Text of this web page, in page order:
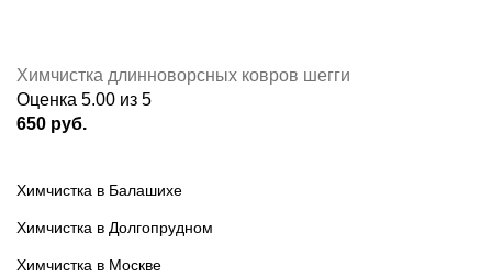
Химчистка длинноворсных ковров шегги
Оценка 5.00 из 5
650 руб.
Химчистка в Балашихе
Химчистка в Долгопрудном
Химчистка в Москве